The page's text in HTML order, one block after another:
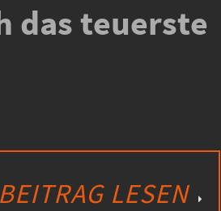
das teuerste
LESEN